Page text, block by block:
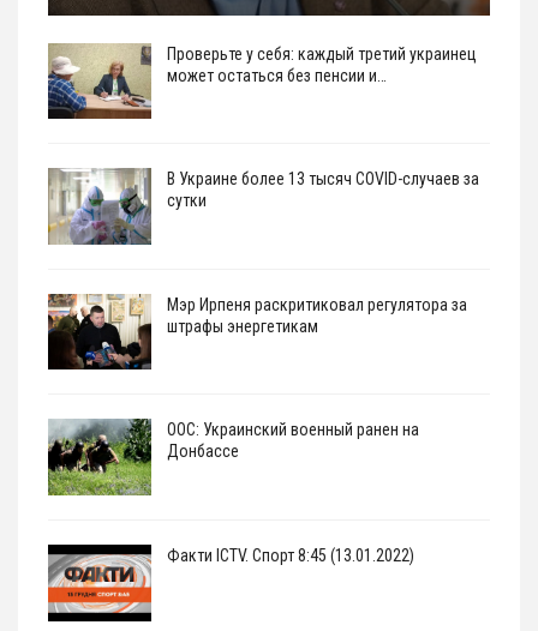
Проверьте у себя: каждый третий украинец
может остаться без пенсии и…
В Украине более 13 тысяч COVID-случаев за
сутки
Мэр Ирпеня раскритиковал регулятора за
штрафы энергетикам
ООС: Украинский военный ранен на
Донбассе
Факти ICTV. Спорт 8:45 (13.01.2022)